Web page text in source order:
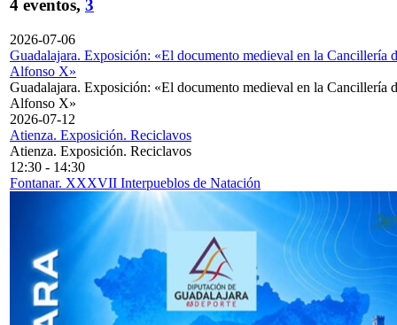
4 eventos, 3
2026-07-06
Guadalajara. Exposición: «El documento medieval en la Cancillería
Alfonso X»
Guadalajara. Exposición: «El documento medieval en la Cancillería
Alfonso X»
2026-07-12
Atienza. Exposición. Reciclavos
Atienza. Exposición. Reciclavos
12:30 - 14:30
Fontanar. XXXVII Interpueblos de Natación